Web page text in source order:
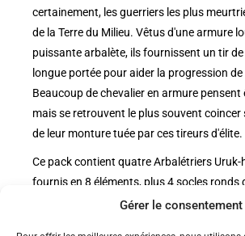
Gérer le consentement
certainement, les guerriers les plus
de la Terre du Milieu. Vêtus d'une armure
puissante arbalète, ils fournissent un tir
longue portée pour aider la progression de
Beaucoup de chevalier en armure pensent
mais se retrouvent le plus souvent coincer
de leur monture tuée par ces tireurs d'élite.
Ce pack contient quatre Arbalétriers Uruk-
fournis en 8 éléments, plus 4 socles ronds